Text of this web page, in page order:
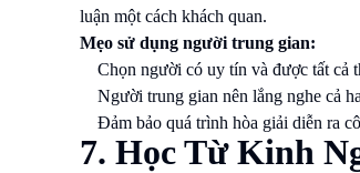
luận một cách khách quan.
Mẹo sử dụng người trung gian:
Chọn người có uy tín và được tất cả
Người trung gian nên lắng nghe cả
Đảm bảo quá trình hòa giải diễn ra
7. Học Từ Kinh